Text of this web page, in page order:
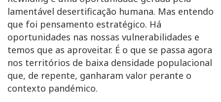
lamentável desertificação humana. Mas entendo
que foi pensamento estratégico. Há
oportunidades nas nossas vulnerabilidades e
temos que as aproveitar. É o que se passa agora
nos territórios de baixa densidade populacional
que, de repente, ganharam valor perante o
contexto pandémico.